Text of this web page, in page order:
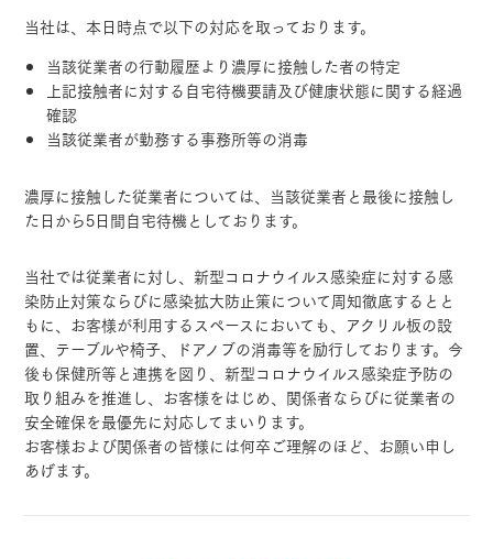
当社は、本日時点で以下の対応を取っております。
当該従業者の行動履歴より濃厚に接触した者の特定
上記接触者に対する自宅待機要請及び健康状態に関する経過
確認
当該従業者が勤務する事務所等の消毒
濃厚に接触した従業者については、当該従業者と最後に接触し
た日から5日間自宅待機としております。
当社では従業者に対し、新型コロナウイルス感染症に対する感
染防止対策ならびに感染拡大防止策について周知徹底するとと
もに、お客様が利用するスペースにおいても、アクリル板の設
置、テーブルや椅子、ドアノブの消毒等を励行しております。今
後も保健所等と連携を図り、新型コロナウイルス感染症予防の
取り組みを推進し、お客様をはじめ、関係者ならびに従業者の
安全確保を最優先に対応してまいります。
お客様および関係者の皆様には何卒ご理解のほど、お願い申し
あげます。